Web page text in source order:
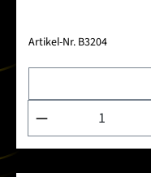
Artikel-Nr. B3204
Produkt Anzahl: Gib